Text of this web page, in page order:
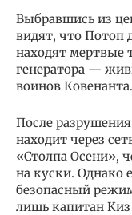
Выбравшись из
видят, что Потоп
находят мертвые
генератора —
воинов Ковенанта.
После
находит через
«Столпа Осени»,
на куски. Однако
безопасный
лишь капитан